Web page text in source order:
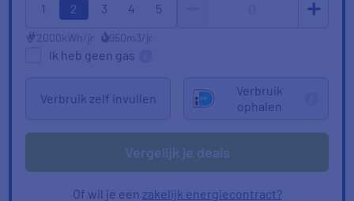
1 2 3 4 5
2000kWh/jr 950m3/jr
Ik heb geen gas
Vergelijk je deals
Of wil je een zakelijk energiecontract?
Verbruik zelf invullen
Verbruik
ophalen